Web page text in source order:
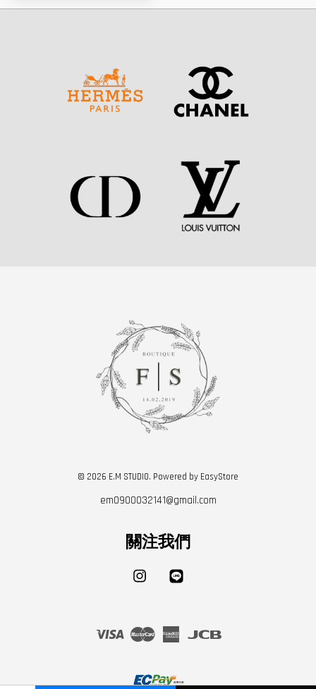
© 2026 E.M STUDIO. Powered by EasyStore
em0900032141@gmail.com
關注我們
Instagram
Visa Master
American